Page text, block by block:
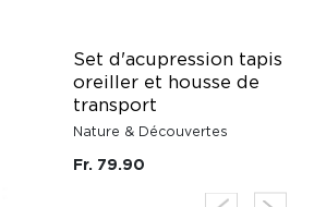
Set d'acupression tapis
oreiller et housse de
transport
Nature & Découvertes
Fr. 79.90